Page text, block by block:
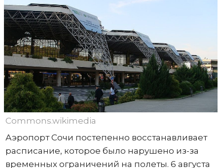
Commons.wikimedia
Аэропорт Сочи постепенно восстанавливает
расписание, которое было нарушено из-за
временных ограничений на полеты. 6 августа